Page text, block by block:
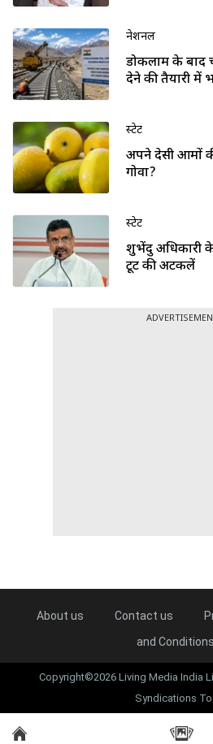
नेशनल
डोकलाम के बाद
देने की तैयारी में
स्टेट
अपने देसी आमों
गोवा?
स्टेट
शुभेंदु अधिकारी
टूट की अटकलें
About us Contact us
and Conditions
Copyright©2026 Living Media India
Syndications